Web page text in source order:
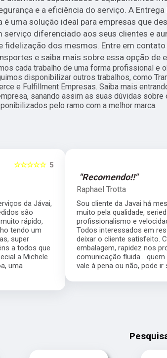
e a eficiência do serviço. A Entrega
é uma solução ideal para empresas que
serviço diferenciado aos seus clientes e
fidelização dos mesmos. Entre em contato
e saiba mais sobre essa opção de
cada trabalho de uma forma profissional e
disponibilizar outros trabalhos, como
e Fulfillment Empresas. Saiba mais
sanando assim as suas dúvidas
pelo ramo com a melhor marca.
☆☆☆☆☆
e recomendo
da equipe.
as coisas e
com a
está na dúvida se
sem medo.
"Super
Elvide Ricardo
Empresa
com muita
prestativo, e valor
Obrigado pelos
recomendo.